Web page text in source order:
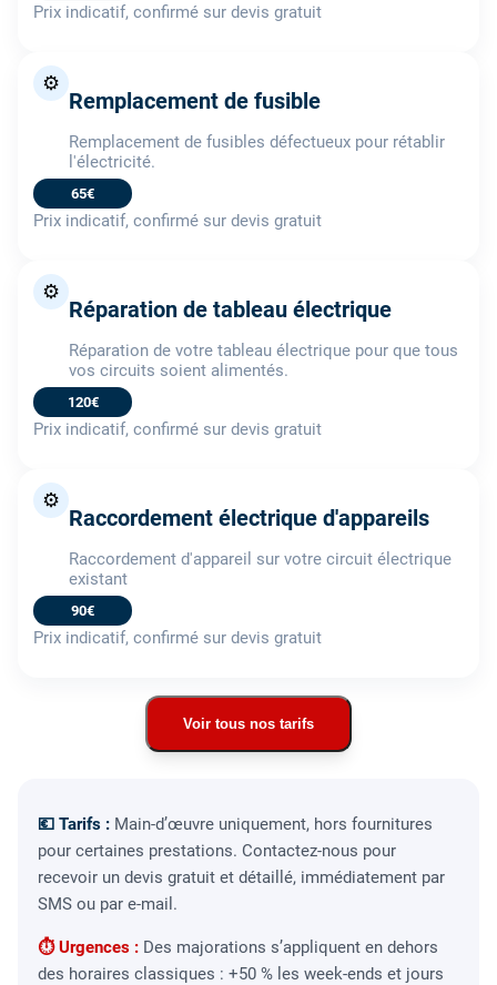
Prix indicatif, confirmé sur devis gratuit
⚙️
Remplacement de fusible
Remplacement de fusibles défectueux pour rétablir
l'électricité.
65€
Prix indicatif, confirmé sur devis gratuit
⚙️
Réparation de tableau électrique
Réparation de votre tableau électrique pour que tous
vos circuits soient alimentés.
120€
Prix indicatif, confirmé sur devis gratuit
⚙️
Raccordement électrique d'appareils
Raccordement d'appareil sur votre circuit électrique
existant
90€
Prix indicatif, confirmé sur devis gratuit
Voir tous nos tarifs
💶 Tarifs : Main-d’œuvre uniquement, hors fournitures
pour certaines prestations. Contactez-nous pour
recevoir un devis gratuit et détaillé, immédiatement par
SMS ou par e-mail.
⏱ Urgences : Des majorations s’appliquent en dehors
des horaires classiques : +50 % les week-ends et jours